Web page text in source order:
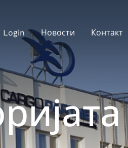
Login Новости Контакт